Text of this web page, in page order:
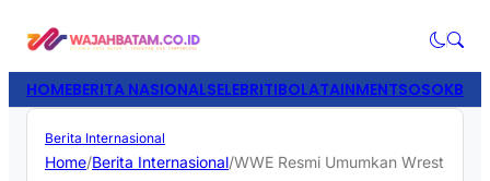
HOMEBERITA NASIONALSELEBRITIBOLATAINMENTSOSOK
Berita Internasional
Home/Berita Internasional/WWE Resmi Umumkan